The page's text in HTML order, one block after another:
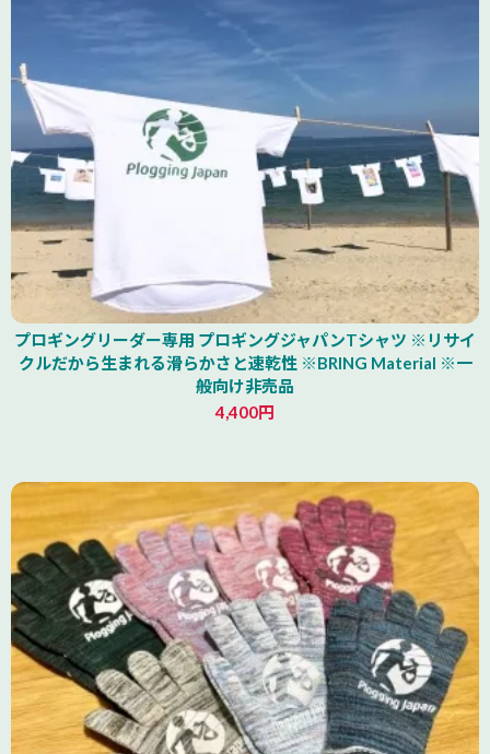
プロギングリーダー専用 プロギングジャパンTシャツ ※リサイ
クルだから生まれる滑らかさと速乾性 ※BRING Material ※一
般向け非売品
4,400円